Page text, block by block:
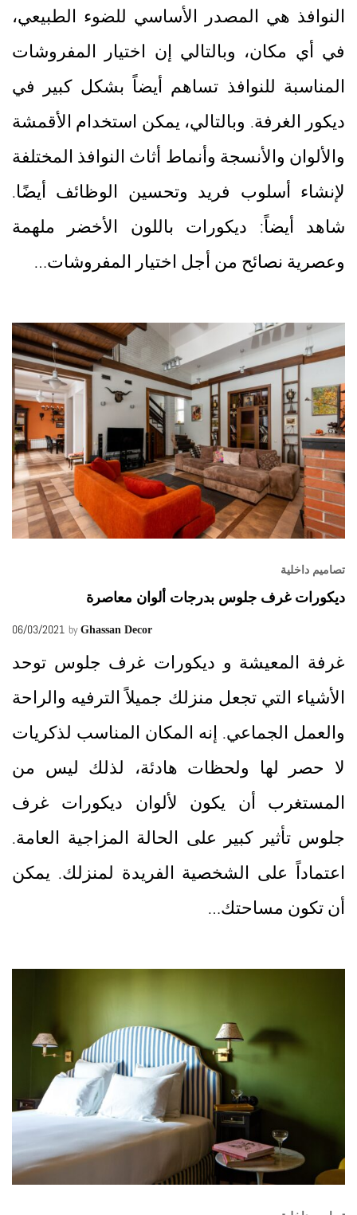
النوافذ هي المصدر الأساسي للضوء الطبيعي،
في أي مكان، وبالتالي إن اختيار المفروشات
المناسبة للنوافذ تساهم أيضاً بشكل كبير في
ديكور الغرفة. وبالتالي، يمكن استخدام الأقمشة
والألوان والأنسجة وأنماط أثاث النوافذ المختلفة
لإنشاء أسلوب فريد وتحسين الوظائف أيضًا.
شاهد أيضاً: ديكورات باللون الأخضر ملهمة
وعصرية نصائح من أجل اختيار المفروشات…
تصاميم داخلية
ديكورات غرف جلوس بدرجات ألوان معاصرة
06/03/2021 by Ghassan Decor
غرفة المعيشة و ديكورات غرف جلوس توحد
الأشياء التي تجعل منزلك جميلاً الترفيه والراحة
والعمل الجماعي. إنه المكان المناسب لذكريات
لا حصر لها ولحظات هادئة، لذلك ليس من
المستغرب أن يكون لألوان ديكورات غرف
جلوس تأثير كبير على الحالة المزاجية العامة.
اعتماداً على الشخصية الفريدة لمنزلك. يمكن
أن تكون مساحتك…